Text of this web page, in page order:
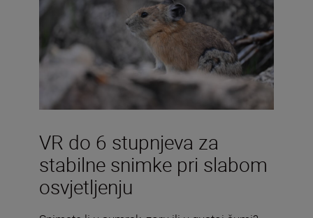
VR do 6 stupnjeva za
stabilne snimke pri slabom
osvjetljenju